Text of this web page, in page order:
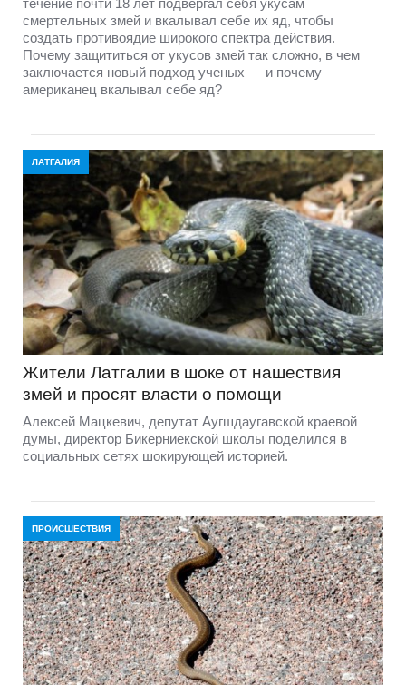
смертельных змей и вкалывал себе их яд, чтобы
создать противоядие широкого спектра действия.
Почему защититься от укусов змей так сложно, в чем
заключается новый подход ученых — и почему
американец вкалывал себе яд?
ЛАТГАЛИЯ
Жители Латгалии в шоке от нашествия
змей и просят власти о помощи
Алексей Мацкевич, депутат Аугшдаугавской краевой
думы, директор Бикерниекской школы поделился в
социальных сетях шокирующей историей.
ПРОИСШЕСТВИЯ